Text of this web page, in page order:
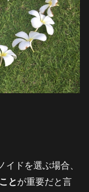
ドを選ぶ場合、
と が重要だと言